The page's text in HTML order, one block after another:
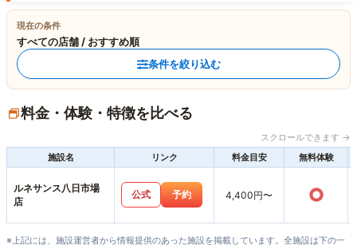
現在の条件
すべての店舗 / おすすめ順
条件を絞り込む
料金・体験・特徴を比べる
スクロールできます →
施設名
リンク 料金目安 無料体験
ルネサンス八日市場
店
公式 予約 4,400円〜 ○
※上記には、施設運営者から情報提供のあった施設を掲載しています。全施設は下の一